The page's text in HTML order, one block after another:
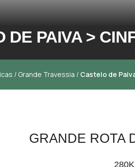
DE PAIVA >
/ Grande Travessia / Castelo de
GRANDE ROTA